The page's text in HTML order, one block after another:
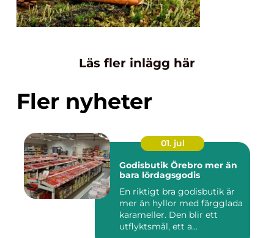
Läs fler inlägg här
Fler nyheter
01. jul
Godisbutik Örebro mer än
bara lördagsgodis
En riktigt bra godisbutik är
mer än hyllor med färgglada
karameller. Den blir ett
utflyktsmål, ett a...